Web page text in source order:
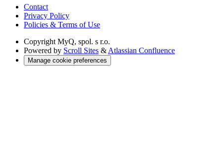
Contact
Privacy Policy
Policies & Terms of Use
Copyright MyQ, spol. s r.o.
Powered by Scroll Sites &Atlassian Confluence
Manage cookie preferences